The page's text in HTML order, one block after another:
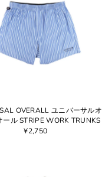
OVERALL ユニバーサルオ
ール STRIPE WORK TRUNKS
¥2,750